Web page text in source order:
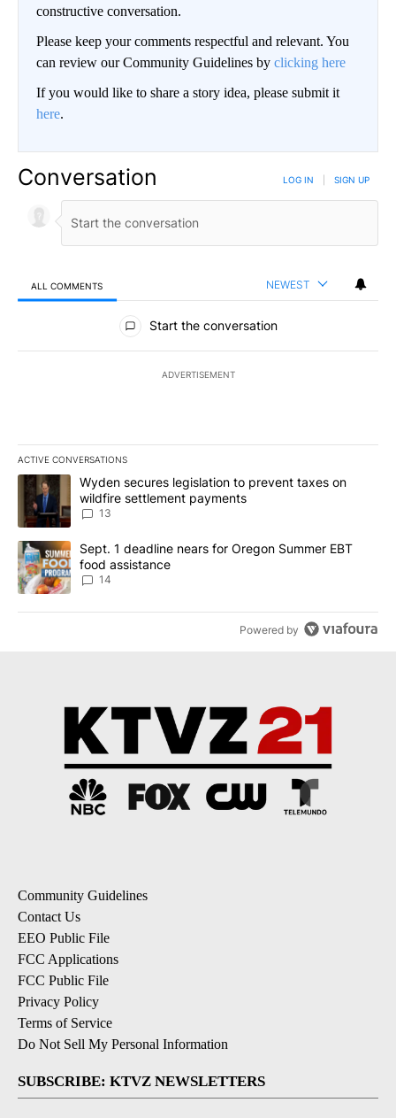
constructive conversation.
Please keep your comments respectful and relevant. You
can review our Community Guidelines by clicking here
If you would like to share a story idea, please submit it
here.
Conversation LOG IN SIGN UP
ALL COMMENTS NEWEST
All Comments
Start the conversation
ADVERTISEMENT
ACTIVE CONVERSATIONS
The following is a list of the most commented articles in the last
A trending article titled "Wyden secures legislation to prevent
Wyden secures legislation to prevent taxes on
wildfire settlement payments
13
A trending article titled "Sept. 1 deadline nears for Oregon
Sept. 1 deadline nears for Oregon Summer EBT
food assistance
14
Powered by
Community Guidelines
Contact Us
EEO Public File
FCC Applications
FCC Public File
Privacy Policy
Terms of Service
Do Not Sell My Personal Information
SUBSCRIBE: KTVZ NEWSLETTERS